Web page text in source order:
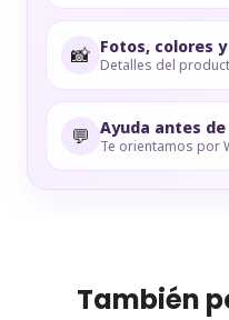
📸 Fotos, colores
Detalles del
💬 Ayuda antes
Te orientamos por
También